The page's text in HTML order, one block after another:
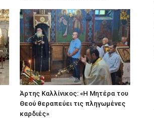
Άρτης Καλλίνικος: «Η Μητέρα του
Θεού θεραπεύει τις πληγωμένες
καρδιές»